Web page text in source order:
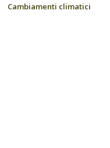
Cambiamenti climatici